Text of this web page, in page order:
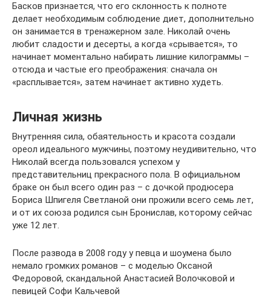
Басков признается, что его склонность к полноте
делает необходимым соблюдение диет, дополнительно
он занимается в тренажерном зале. Николай очень
любит сладости и десерты, а когда «срывается», то
начинает моментально набирать лишние килограммы –
отсюда и частые его преображения: сначала он
«расплывается», затем начинает активно худеть.
Личная жизнь
Внутренняя сила, обаятельность и красота создали
ореол идеального мужчины, поэтому неудивительно, что
Николай всегда пользовался успехом у
представительниц прекрасного пола. В официальном
браке он был всего один раз – с дочкой продюсера
Бориса Шпигеля Светланой они прожили всего семь лет,
и от их союза родился сын Бронислав, которому сейчас
уже 12 лет.
После развода в 2008 году у певца и шоумена было
немало громких романов – с моделью Оксаной
Федоровой, скандальной Анастасией Волочковой и
певицей Софи Кальчевой